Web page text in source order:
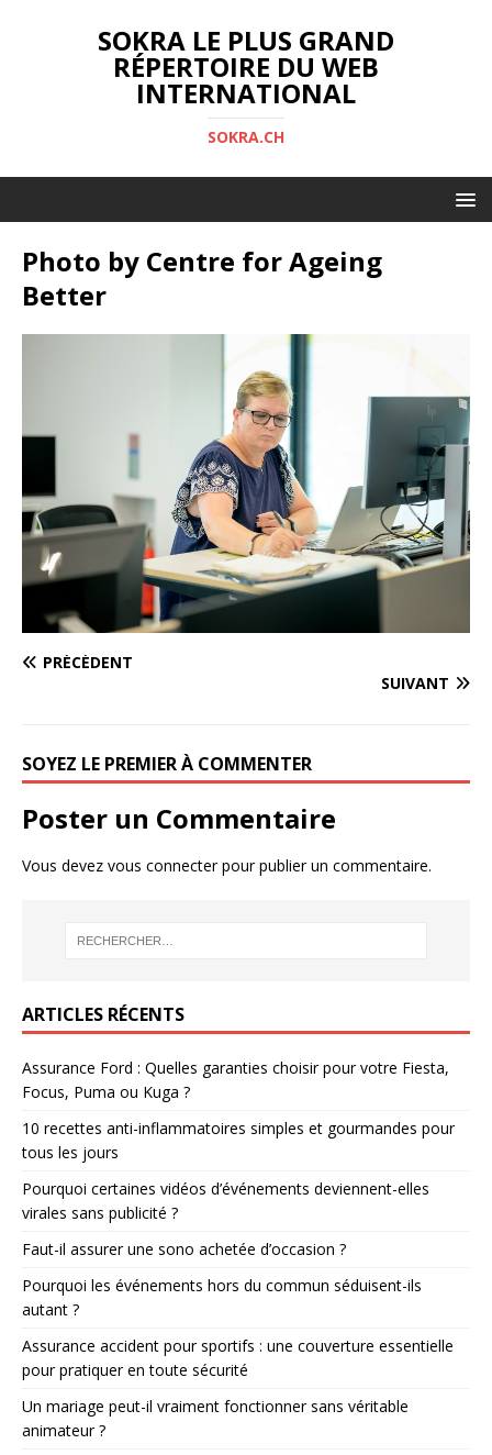
SOKRA LE PLUS GRAND
RÉPERTOIRE DU WEB
INTERNATIONAL
SOKRA.CH
Photo by Centre for Ageing
Better
PRÉCÉDENT
SUIVANT
SOYEZ LE PREMIER À COMMENTER
Poster un Commentaire
Vous devez vous connecterpour publier un commentaire.
ARTICLES RÉCENTS
Assurance Ford : Quelles garanties choisir pour votre Fiesta,
Focus, Puma ou Kuga ?
10 recettes anti-inflammatoires simples et gourmandes pour
tous les jours
Pourquoi certaines vidéos d’événements deviennent-elles
virales sans publicité ?
Faut-il assurer une sono achetée d’occasion ?
Pourquoi les événements hors du commun séduisent-ils
autant ?
Assurance accident pour sportifs : une couverture essentielle
pour pratiquer en toute sécurité
Un mariage peut-il vraiment fonctionner sans véritable
animateur ?